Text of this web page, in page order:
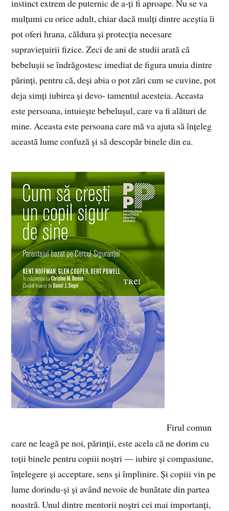
instinct extrem de puternic de a‑ți fi aproape. Nu se va
mulțumi cu orice adult, chiar dacă mulți dintre aceștia îi
pot oferi hrana, căldura și protecția necesare
supraviețuirii fizice. Zeci de ani de studii arată că
bebelușii se îndrăgostesc imediat de figura unuia dintre
părinți, pentru că, deși abia o pot zări cum se cuvine, pot
deja simți iubirea și devo‑ tamentul acesteia. Aceasta
este persoana, intuiește bebelușul, care va fi alături de
mine. Aceasta este persoana care mă va ajuta să înțeleg
această lume confuză și să descopăr binele din ea.
Firul comun
care ne leagă pe noi, părinții, este acela că ne dorim cu
toții binele pentru copiii noștri — iubire și compasiune,
înțelegere și acceptare, sens și împlinire. Și copiii vin pe
lume dorindu‑și și având nevoie de bunătate din partea
noastră. Unul dintre mentorii noștri cei mai importanți,